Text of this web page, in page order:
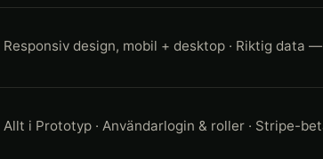
Responsiv design, mobil + desktop · Riktig data
Allt i Prototyp · Användarlogin & roller · Stripe-